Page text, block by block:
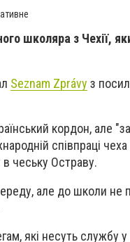
школяра з Чехії,
Seznam Zprávy з
кордон, але
співпраці
чеську Остраву.
але до школи не
які несуть службу у